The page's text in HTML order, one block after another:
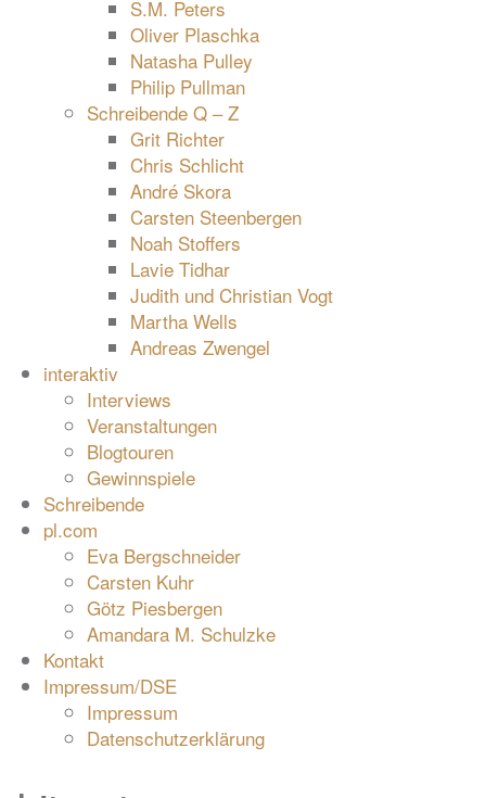
S.M. Peters
Oliver Plaschka
Natasha Pulley
Philip Pullman
Schreibende Q – Z
Grit Richter
Chris Schlicht
André Skora
Carsten Steenbergen
Noah Stoffers
Lavie Tidhar
Judith und Christian Vogt
Martha Wells
Andreas Zwengel
interaktiv
Interviews
Veranstaltungen
Blogtouren
Gewinnspiele
Schreibende
pl.com
Eva Bergschneider
Carsten Kuhr
Götz Piesbergen
Amandara M. Schulzke
Kontakt
Impressum/DSE
Impressum
Datenschutzerklärung